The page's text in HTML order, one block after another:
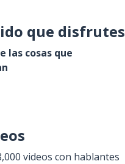
que disfrutes
las cosas que
videos con hablantes